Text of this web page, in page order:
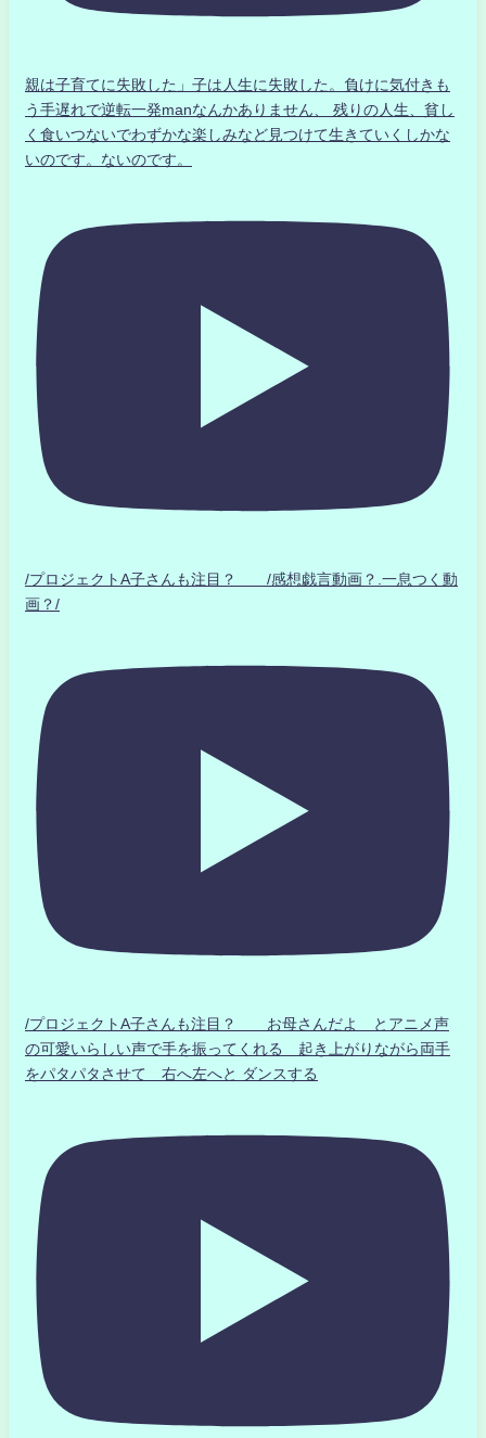
親は子育てに失敗した」子は人生に失敗した。負けに気付きも
う手遅れで逆転一発manなんかありません、 残りの人生、貧し
く食いつないでわずかな楽しみなど見つけて生きていくしかな
いのです。ないのです。
/プロジェクトA子さんも注目？ /感想戯言動画？.一息つく動
画？/
/プロジェクトA子さんも注目？ お母さんだよ とアニメ声
の可愛いらしい声で手を振ってくれる 起き上がりながら両手
をパタパタさせて 右へ左へと ダンスする